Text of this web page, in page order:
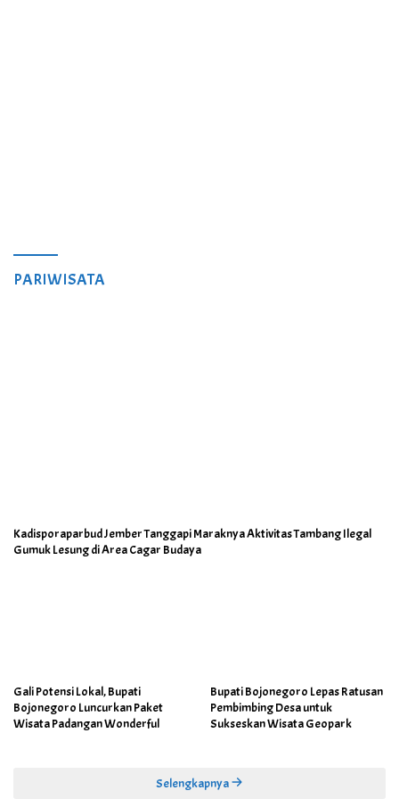
PARIWISATA
Kadisporaparbud Jember Tanggapi Maraknya Aktivitas Tambang Ilegal
Gumuk Lesung di Area Cagar Budaya
Gali Potensi Lokal, Bupati
Bojonegoro Luncurkan Paket
Wisata Padangan Wonderful
Bupati Bojonegoro Lepas Ratusan
Pembimbing Desa untuk
Sukseskan Wisata Geopark
Selengkapnya